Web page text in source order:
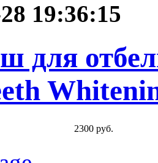
19:36:15
для
2300 руб.